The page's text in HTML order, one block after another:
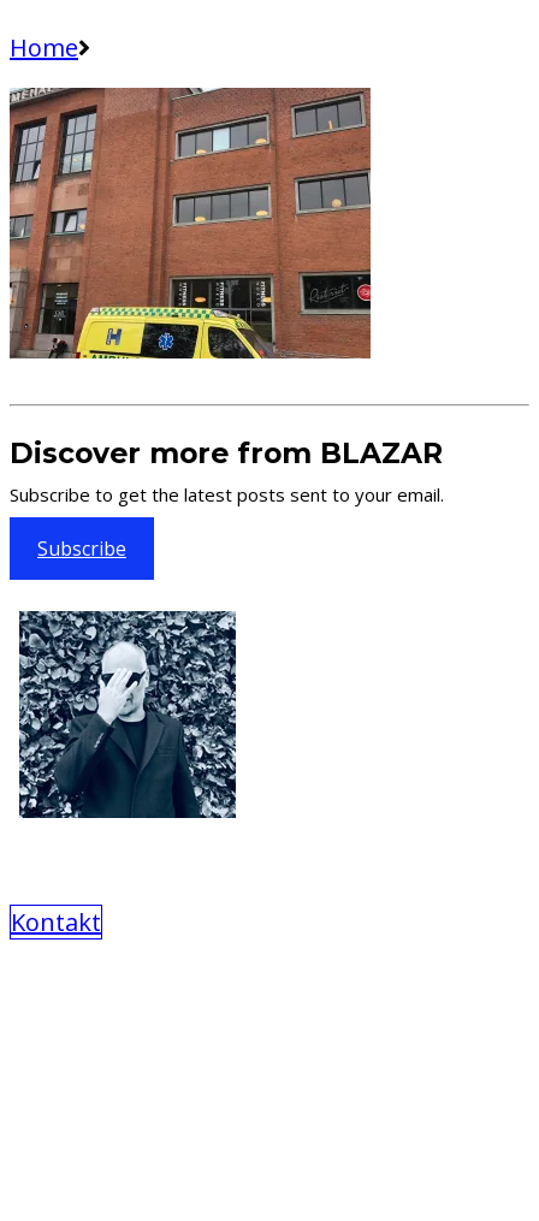
Home
Discover more from BLAZAR
Subscribe to get the latest posts sent to your email.
Subscribe
Kontakt